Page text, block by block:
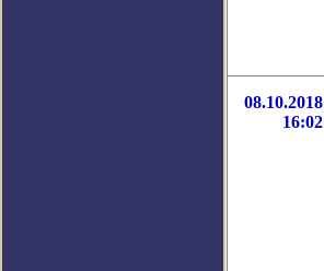
08.10.2018
16:02